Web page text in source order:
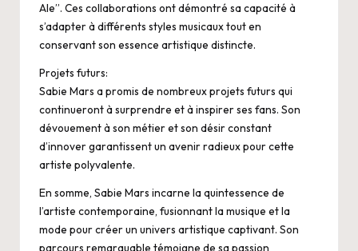
Ale”. Ces collaborations ont démontré sa capacité à
s’adapter à différents styles musicaux tout en
conservant son essence artistique distincte.
Projets futurs:
Sabie Mars a promis de nombreux projets futurs qui
continueront à surprendre et à inspirer ses fans. Son
dévouement à son métier et son désir constant
d’innover garantissent un avenir radieux pour cette
artiste polyvalente.
En somme, Sabie Mars incarne la quintessence de
l’artiste contemporaine, fusionnant la musique et la
mode pour créer un univers artistique captivant. Son
parcours remarquable témoigne de sa passion